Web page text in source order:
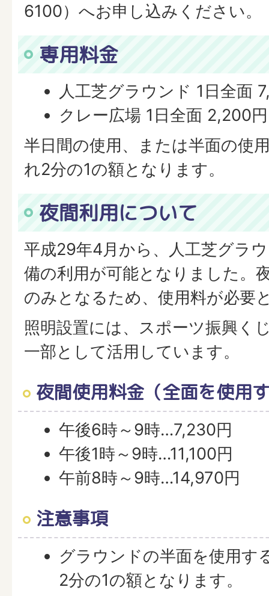
6100）へお申し込みください。
専用料金
人工芝グラウンド 1日全面
クレー広場 1日全面 2,200円
半日間の使用、または半面の使
れ2分の1の額となります。
夜間利用について
平成29年4月から、人工芝グラ
備の利用が可能となりました。
のみとなるため、使用料が必要
照明設置には、スポーツ振興く
一部として活用しています。
夜間使用料金（全面を使用
午後6時～9時…7,230円
午後1時～9時…11,100円
午前8時～9時…14,970円
注意事項
グラウンドの半面を使用す
2分の1の額となります。